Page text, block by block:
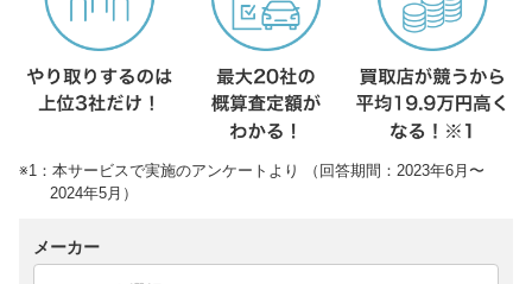
※1：本サービスで実施のアンケートより （回答期間：2023年6月〜
2024年5月）
メーカー